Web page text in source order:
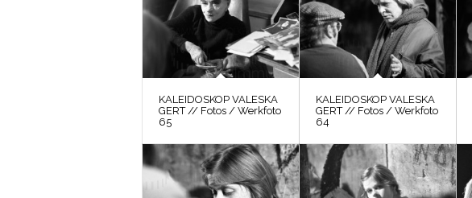
KALEIDOSKOP VALESKA
GERT // Fotos / Werkfoto
65
KALEIDOSKOP VALESKA
GERT // Fotos / Werkfoto
64